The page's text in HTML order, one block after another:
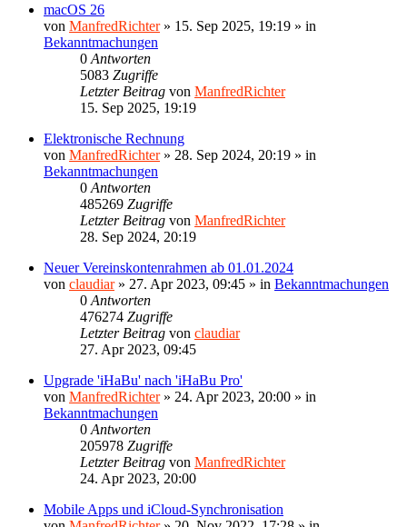
macOS 26
von ManfredRichter» 15. Sep 2025, 19:19 » in
Bekanntmachungen
0 Antworten
5083 Zugriffe
Letzter Beitrag von ManfredRichter
15. Sep 2025, 19:19
Elektronische Rechnung
von ManfredRichter» 28. Sep 2024, 20:19 » in
Bekanntmachungen
0 Antworten
485269 Zugriffe
Letzter Beitrag von ManfredRichter
28. Sep 2024, 20:19
Neuer Vereinskontenrahmen ab 01.01.2024
von claudiar» 27. Apr 2023, 09:45 » in Bekanntmachungen
0 Antworten
476274 Zugriffe
Letzter Beitrag von claudiar
27. Apr 2023, 09:45
Upgrade 'iHaBu' nach 'iHaBu Pro'
von ManfredRichter» 24. Apr 2023, 20:00 » in
Bekanntmachungen
0 Antworten
205978 Zugriffe
Letzter Beitrag von ManfredRichter
24. Apr 2023, 20:00
Mobile Apps und iCloud-Synchronisation